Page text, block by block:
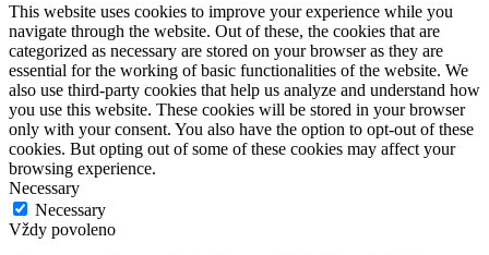
This website uses cookies to improve your experience while you
navigate through the website. Out of these, the cookies that are
categorized as necessary are stored on your browser as they are
essential for the working of basic functionalities of the website. We
also use third-party cookies that help us analyze and understand how
you use this website. These cookies will be stored in your browser
only with your consent. You also have the option to opt-out of these
cookies. But opting out of some of these cookies may affect your
browsing experience.
Necessary
Necessary
Vždy povoleno